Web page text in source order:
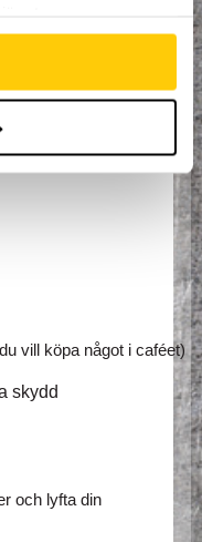
och mental
åkare som
vill köpa något i caféet)
skydd
och lyfta din